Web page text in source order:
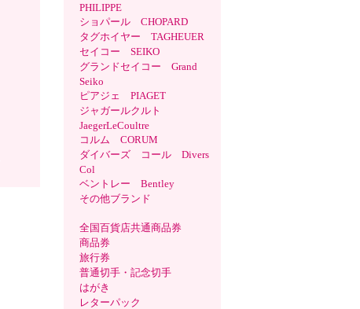
PHILIPPE
ショパール CHOPARD
タグホイヤー TAGHEUER
セイコー SEIKO
グランドセイコー Grand
Seiko
ピアジェ PIAGET
ジャガールクルト
JaegerLeCoultre
コルム CORUM
ダイバーズ コール Divers
Col
ベントレー Bentley
その他ブランド
全国百貨店共通商品券
商品券
旅行券
普通切手・記念切手
はがき
レターパック